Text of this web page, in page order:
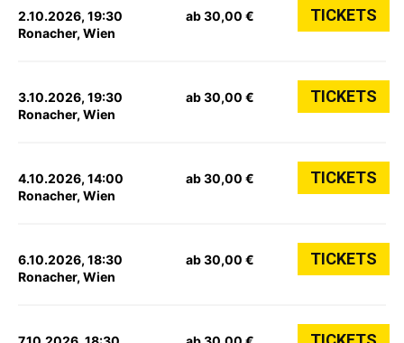
2.10.2026, 19:30
Ronacher, Wien
ab 30,00 € TICKETS
3.10.2026, 19:30
Ronacher, Wien
ab 30,00 € TICKETS
4.10.2026, 14:00
Ronacher, Wien
ab 30,00 € TICKETS
6.10.2026, 18:30
Ronacher, Wien
ab 30,00 € TICKETS